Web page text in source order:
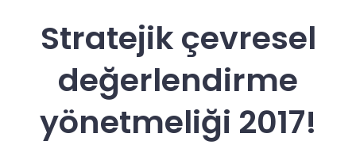
Stratejik çevresel
değerlendirme
yönetmeliği 2017!